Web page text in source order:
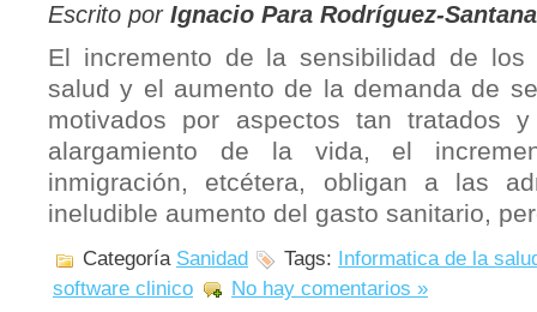
Escrito por Ignacio Para Rodríguez-Santana
El incremento de la sensibilidad de los
salud y el aumento de la demanda de
motivados por aspectos tan tratados
alargamiento de la vida, el
inmigración, etcétera, obligan a las
ineludible aumento del gasto sanitario,
Categoría Sanidad Tags: Informatica de la
software clinico
No hay comentarios »